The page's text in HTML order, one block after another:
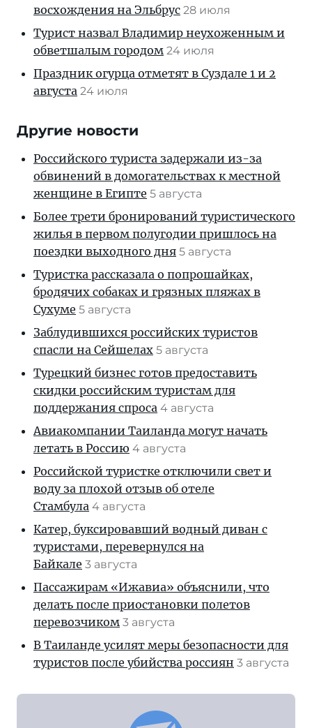
восхождения на Эльбрус 28 июля
Турист назвал Владимир неухоженным и
обветшалым городом 24 июля
Праздник огурца отметят в Суздале 1 и 2
августа 24 июля
Другие новости
Российского туриста задержали из-за
обвинений в домогательствах к местной
женщине в Египте 5 августа
Более трети бронирований туристического
жилья в первом полугодии пришлось на
поездки выходного дня 5 августа
Туристка рассказала о попрошайках,
бродячих собаках и грязных пляжах в
Сухуме 5 августа
Заблудившихся российских туристов
спасли на Сейшелах 5 августа
Турецкий бизнес готов предоставить
скидки российским туристам для
поддержания спроса 4 августа
Авиакомпании Таиланда могут начать
летать в Россию 4 августа
Российской туристке отключили свет и
воду за плохой отзыв об отеле
Стамбула 4 августа
Катер, буксировавший водный диван с
туристами, перевернулся на
Байкале 3 августа
Пассажирам «Ижавиа» объяснили, что
делать после приостановки полетов
перевозчиком 3 августа
В Таиланде усилят меры безопасности для
туристов после убийства россиян 3 августа